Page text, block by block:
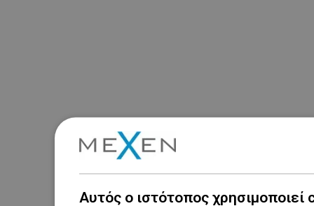
Αυτός ο ιστότοπος χρησιμοποιεί